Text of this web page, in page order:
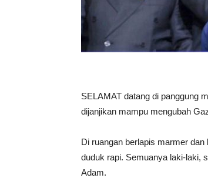
SELAMAT datang di panggung
dijanjikan mampu mengubah
Di ruangan berlapis marmer
duduk rapi. Semuanya laki-laki,
Adam.